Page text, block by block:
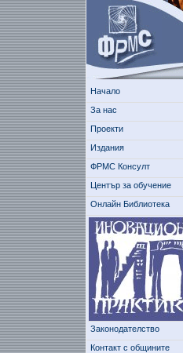
Начало
За нас
Проекти
Издания
ФРМС Консулт
Център за обучение
Онлайн Библиотека
Законодателство
Контакт с общините